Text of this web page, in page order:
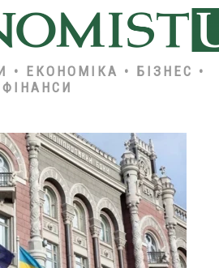
• ЕКОНОМІКА • БІЗНЕС •
ФІНАНСИ